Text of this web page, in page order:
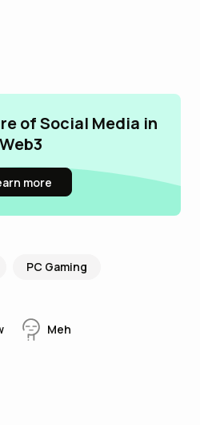
of Social Media in
Web3
more
PC Gaming
Meh